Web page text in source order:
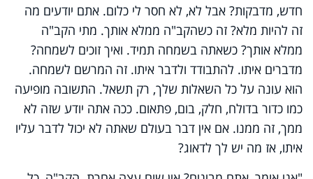
חדש, מדבקות? אבל לא, לא חסר לי כלום. אתם יודעים מה
זה להיות מלא? זה כשהקב"ה ממלא אותך. מתי הקב"ה
ממלא אותך? כשאתה בשמחה תמיד. ואיך זוכים לשמחה?
מדברים איתו. להתבודד ולדבר איתו. זה המרשם לשמחה.
הוא עונה על כל השאלות שלך, רק תשאל. התשובה מופיעה
כמו כדור בדולח, חלק, בום, פתאום. ככה אתה יודע שזה לא
ממך, זה ממנו. אם אין דבר בעולם שאתה לא יכול לדבר עליו
איתו, אז מה יש לך לדאוג?